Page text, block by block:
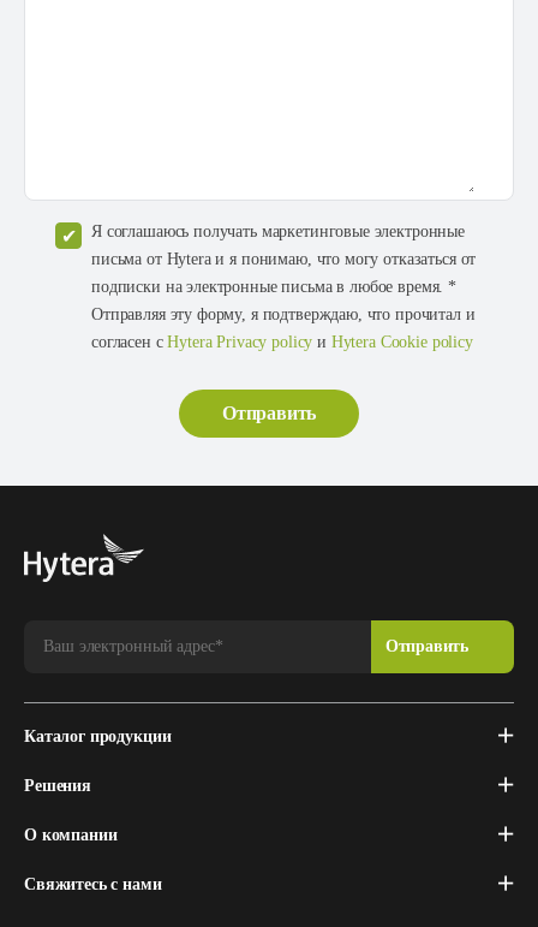
Я соглашаюсь получать маркетинговые электронные
письма от Hytera и я понимаю, что могу отказаться от
подписки на электронные письма в любое время. *
Отправляя эту форму, я подтверждаю, что прочитал и
согласен сHytera Privacy policy и Hytera Cookie policy
Каталог продукции
Решения
О компании
Свяжитесь с нами